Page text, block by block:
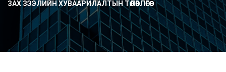
ЗАХ ЗЭЭЛИЙН ХУВААРИЛАЛТЫН ТӨЛӨВЛӨГӨӨ